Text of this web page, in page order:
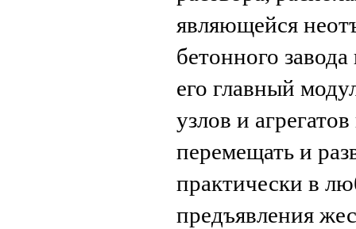
являющейся
бетонного
его главный
узлов и
перемещать и
практически в
предъявления